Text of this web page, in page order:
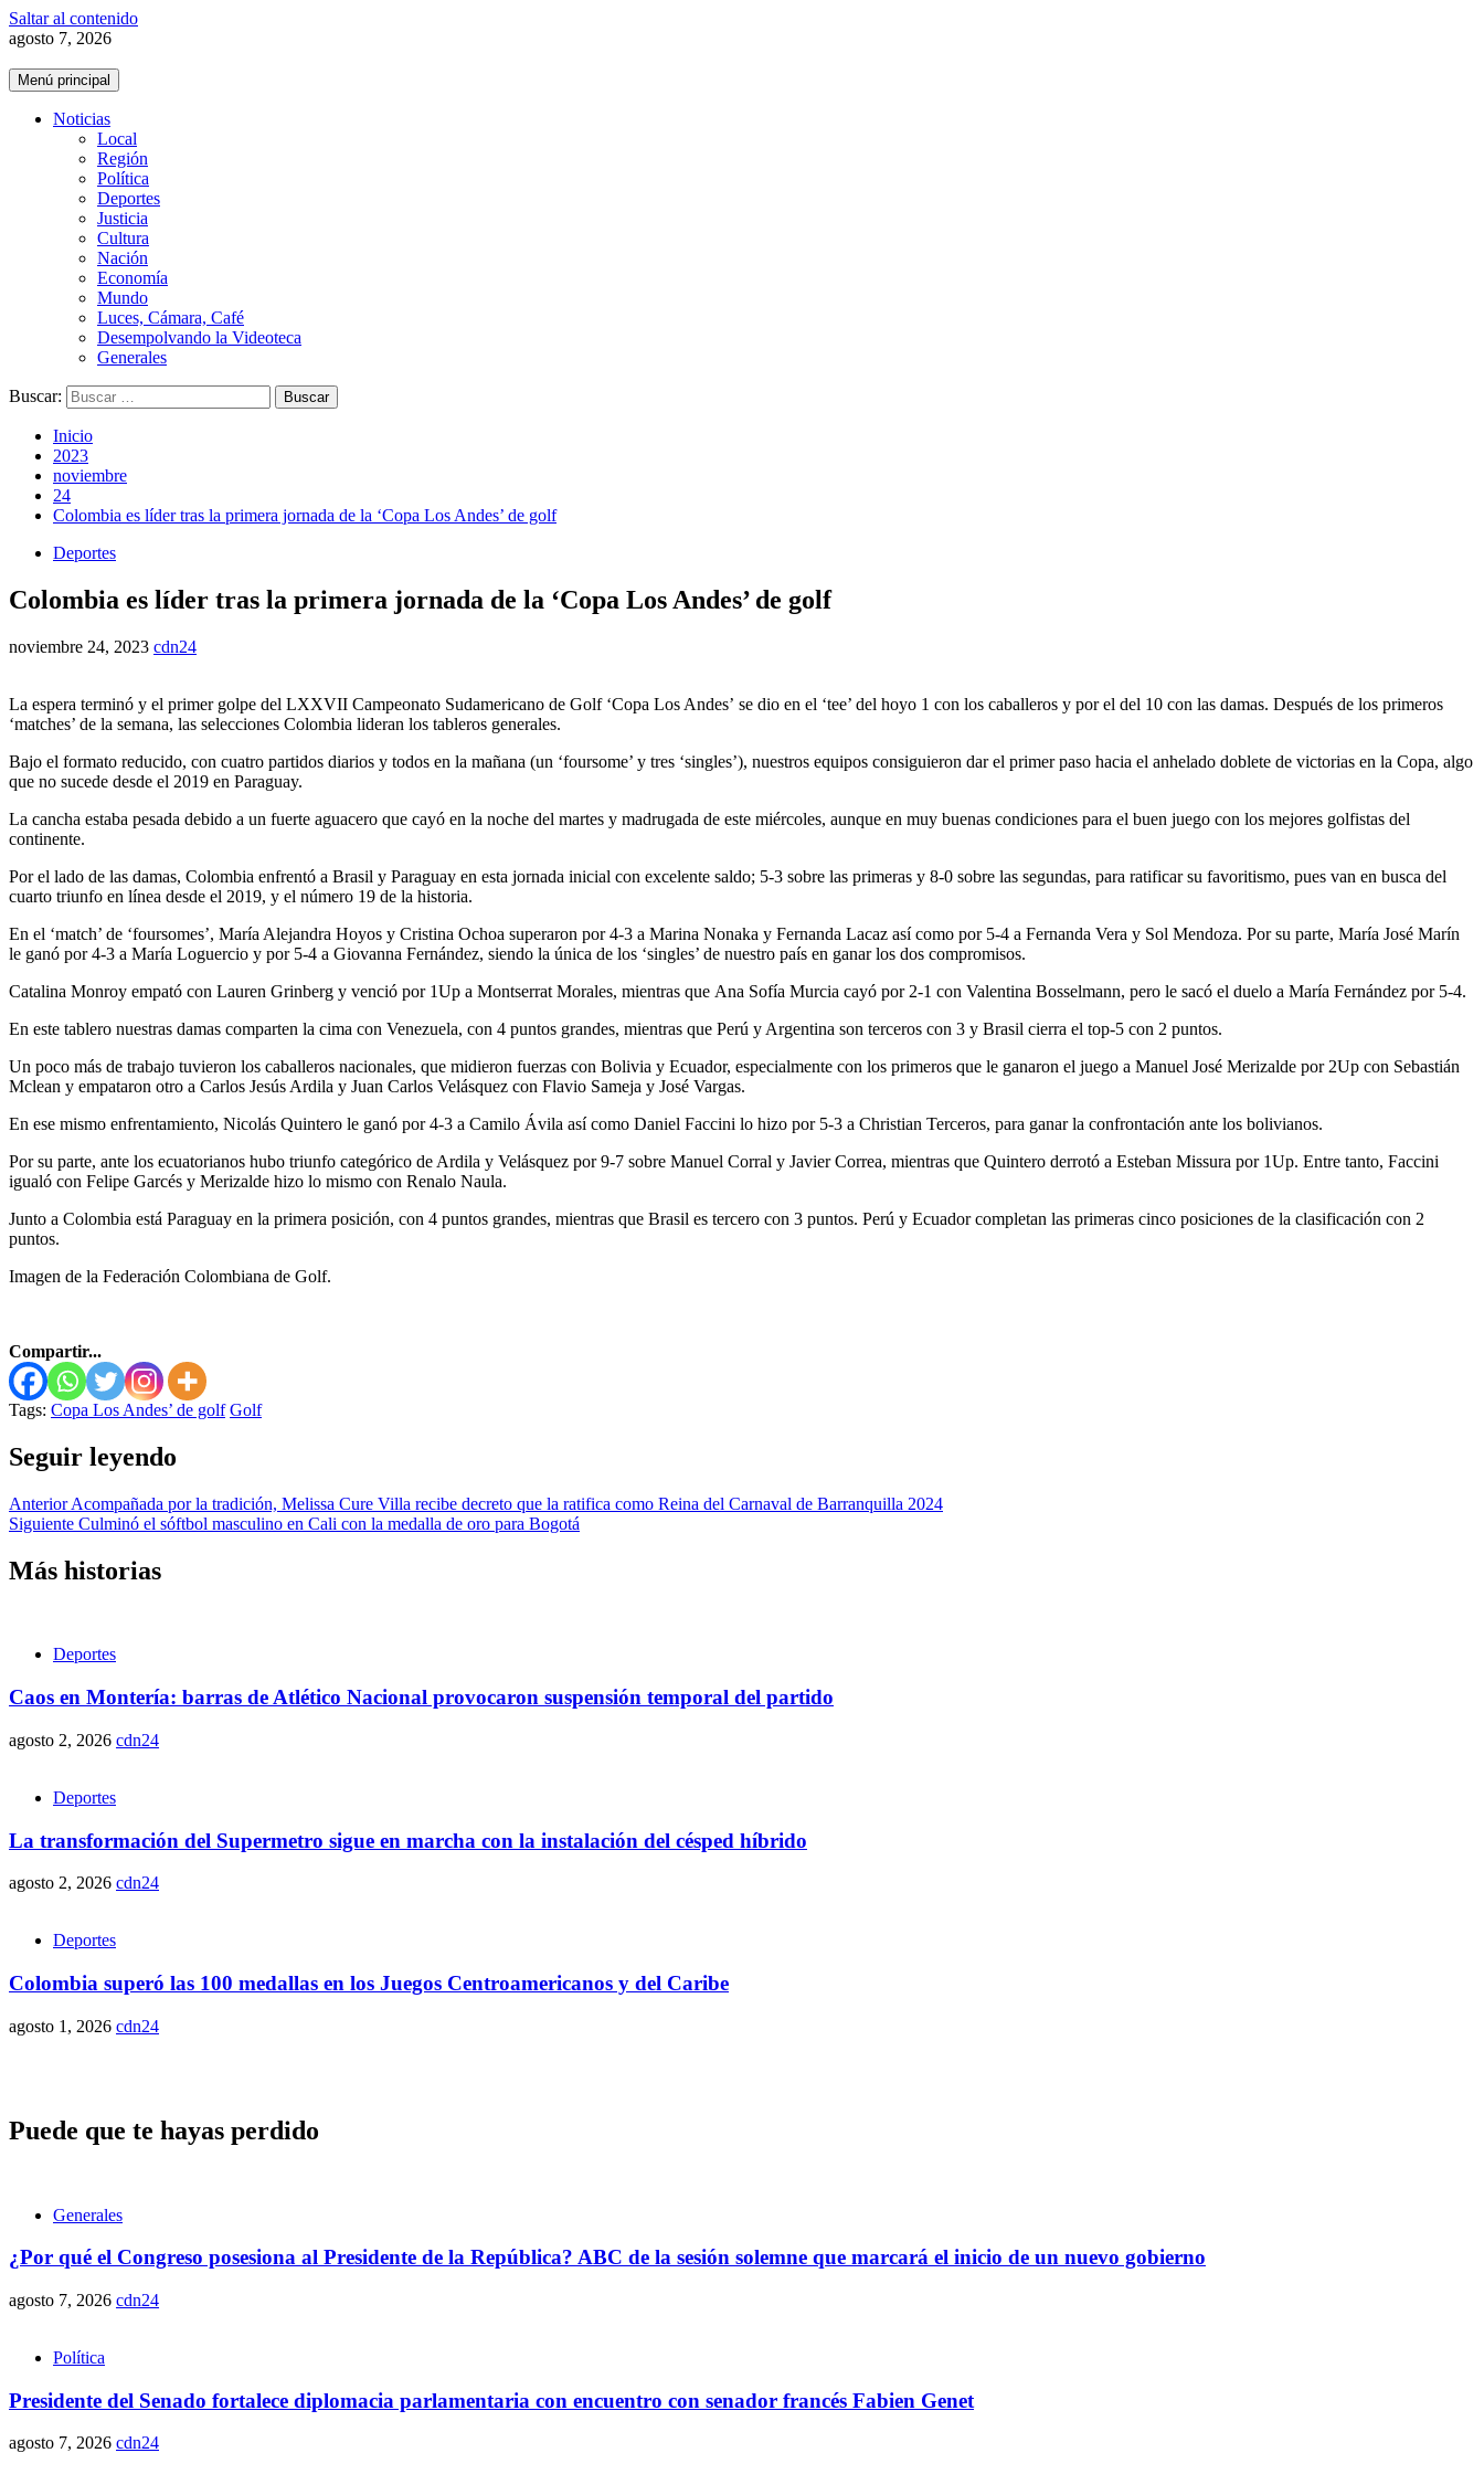
Saltar al contenido
agosto 7, 2026
Menú principal
Noticias
Local
Región
Política
Deportes
Justicia
Cultura
Nación
Economía
Mundo
Luces, Cámara, Café
Desempolvando la Videoteca
Generales
Buscar:
Inicio
2023
noviembre
24
Colombia es líder tras la primera jornada de la ‘Copa Los Andes’ de golf
Deportes
Colombia es líder tras la primera jornada de la ‘Copa Los Andes’ de golf
noviembre 24, 2023 cdn24
La espera terminó y el primer golpe del LXXVII Campeonato Sudamericano de Golf ‘Copa Los Andes’ se dio en el ‘tee’ del hoyo 1 con los caballeros y por el del 10 con las damas. Después de los primeros
‘matches’ de la semana, las selecciones Colombia lideran los tableros generales.
Bajo el formato reducido, con cuatro partidos diarios y todos en la mañana (un ‘foursome’ y tres ‘singles’), nuestros equipos consiguieron dar el primer paso hacia el anhelado doblete de victorias en la Copa, algo
que no sucede desde el 2019 en Paraguay.
La cancha estaba pesada debido a un fuerte aguacero que cayó en la noche del martes y madrugada de este miércoles, aunque en muy buenas condiciones para el buen juego con los mejores golfistas del
continente.
Por el lado de las damas, Colombia enfrentó a Brasil y Paraguay en esta jornada inicial con excelente saldo; 5-3 sobre las primeras y 8-0 sobre las segundas, para ratificar su favoritismo, pues van en busca del
cuarto triunfo en línea desde el 2019, y el número 19 de la historia.
En el ‘match’ de ‘foursomes’, María Alejandra Hoyos y Cristina Ochoa superaron por 4-3 a Marina Nonaka y Fernanda Lacaz así como por 5-4 a Fernanda Vera y Sol Mendoza. Por su parte, María José Marín
le ganó por 4-3 a María Loguercio y por 5-4 a Giovanna Fernández, siendo la única de los ‘singles’ de nuestro país en ganar los dos compromisos.
Catalina Monroy empató con Lauren Grinberg y venció por 1Up a Montserrat Morales, mientras que Ana Sofía Murcia cayó por 2-1 con Valentina Bosselmann, pero le sacó el duelo a María Fernández por 5-4.
En este tablero nuestras damas comparten la cima con Venezuela, con 4 puntos grandes, mientras que Perú y Argentina son terceros con 3 y Brasil cierra el top-5 con 2 puntos.
Un poco más de trabajo tuvieron los caballeros nacionales, que midieron fuerzas con Bolivia y Ecuador, especialmente con los primeros que le ganaron el juego a Manuel José Merizalde por 2Up con Sebastián
Mclean y empataron otro a Carlos Jesús Ardila y Juan Carlos Velásquez con Flavio Sameja y José Vargas.
En ese mismo enfrentamiento, Nicolás Quintero le ganó por 4-3 a Camilo Ávila así como Daniel Faccini lo hizo por 5-3 a Christian Terceros, para ganar la confrontación ante los bolivianos.
Por su parte, ante los ecuatorianos hubo triunfo categórico de Ardila y Velásquez por 9-7 sobre Manuel Corral y Javier Correa, mientras que Quintero derrotó a Esteban Missura por 1Up. Entre tanto, Faccini
igualó con Felipe Garcés y Merizalde hizo lo mismo con Renalo Naula.
Junto a Colombia está Paraguay en la primera posición, con 4 puntos grandes, mientras que Brasil es tercero con 3 puntos. Perú y Ecuador completan las primeras cinco posiciones de la clasificación con 2
puntos.
Imagen de la Federación Colombiana de Golf.
Compartir...
Tags: Copa Los Andes’ de golf Golf
Seguir leyendo
AnteriorAcompañada por la tradición, Melissa Cure Villa recibe decreto que la ratifica como Reina del Carnaval de Barranquilla 2024
Siguiente Culminó el sóftbol masculino en Cali con la medalla de oro para Bogotá
Más historias
Deportes
Caos en Montería: barras de Atlético Nacional provocaron suspensión temporal del partido
agosto 2, 2026 cdn24
Deportes
La transformación del Supermetro sigue en marcha con la instalación del césped híbrido
agosto 2, 2026 cdn24
Deportes
Colombia superó las 100 medallas en los Juegos Centroamericanos y del Caribe
agosto 1, 2026 cdn24
Puede que te hayas perdido
Generales
¿Por qué el Congreso posesiona al Presidente de la República? ABC de la sesión solemne que marcará el inicio de un nuevo gobierno
agosto 7, 2026 cdn24
Política
Presidente del Senado fortalece diplomacia parlamentaria con encuentro con senador francés Fabien Genet
agosto 7, 2026 cdn24